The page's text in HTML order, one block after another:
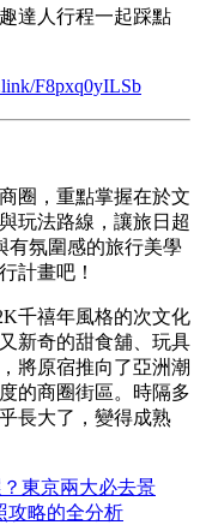
達人行程一起踩點
F8pxq0yILSb
圈，重點掌握在於文
玩法路線，讓旅日超
有氛圍感的旅行美學
計畫吧！
千禧年風格的次文化
新奇的甜食舖、玩具
將原宿推向了亞洲潮
的商圈街區。時隔多
長大了，變得成熟
東京兩大必去景
攻略的全分析